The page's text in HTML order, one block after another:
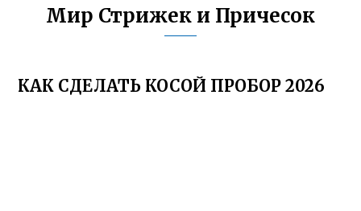
Мир Стрижек и Причесок
КАК СДЕЛАТЬ КОСОЙ ПРОБОР 2026